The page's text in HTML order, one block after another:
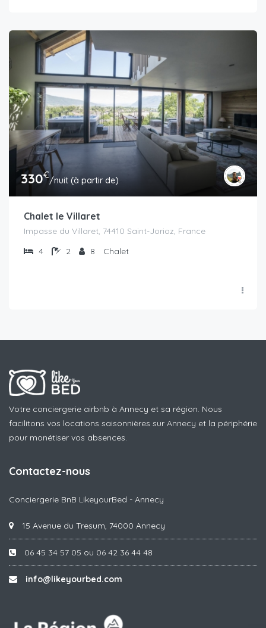
330€/nuit (à partir de)
Chalet le Villaret
Impasse du Villaret, 74410 Saint-Jorioz, France
4
2 8 Chalet
Votre conciergerie airbnb à Annecy et sa région. Nous
facilitons vos locations saisonnières sur Annecy et la périphérie
pour monétiser vos absences.
Contactez-nous
Conciergerie BnB LikeyourBed - Annecy
15 Avenue du Tresum, 74000 Annecy
06 45 34 57 05 ou 06 42 36 44 48
info@likeyourbed.com